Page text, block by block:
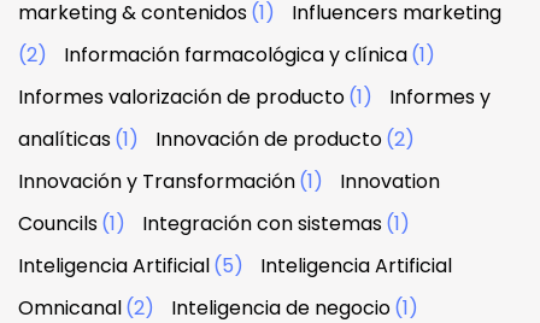
marketing & contenidos(1)
Influencers marketing
(2)
Información farmacológica y clínica(1)
Informes valorización de producto(1)
Informes y
analíticas(1) Innovación de producto(2)
Innovación y Transformación(1)
Innovation
Councils(1) Integración con sistemas(1)
Inteligencia Artificial(5)
Inteligencia Artificial
Omnicanal(2) Inteligencia de negocio(1)